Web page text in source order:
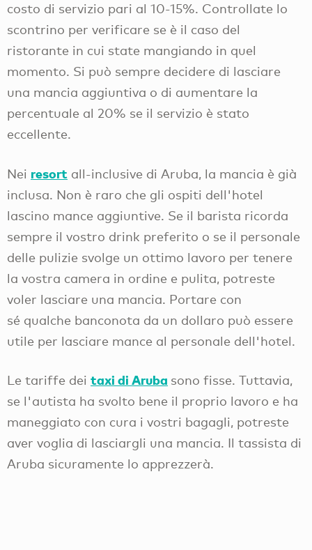
costo di servizio pari al 10-15%. Controllate lo
scontrino per verificare se è il caso del
ristorante in cui state mangiando in quel
momento. Si può sempre decidere di lasciare
una mancia aggiuntiva o di aumentare la
percentuale al 20% se il servizio è stato
eccellente.
Nei resort all-inclusive di Aruba, la mancia è già
inclusa. Non è raro che gli ospiti dell'hotel
lascino mance aggiuntive. Se il barista ricorda
sempre il vostro drink preferito o se il personale
delle pulizie svolge un ottimo lavoro per tenere
la vostra camera in ordine e pulita, potreste
voler lasciare una mancia. Portare con
sé qualche banconota da un dollaro può essere
utile per lasciare mance al personale dell'hotel.
Le tariffe dei taxi di Aruba sono fisse. Tuttavia,
se l'autista ha svolto bene il proprio lavoro e ha
maneggiato con cura i vostri bagagli, potreste
aver voglia di lasciargli una mancia. Il tassista di
Aruba sicuramente lo apprezzerà.